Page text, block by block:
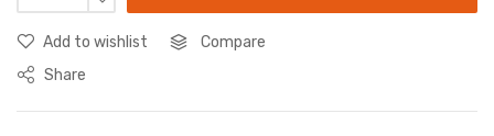
Add to wishlist
Compare
Share